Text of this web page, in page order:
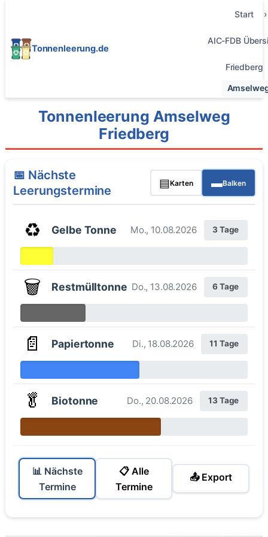
Tonnenleerung.de
Start
AIC-FDB
Friedberg
Tonnenleerung Amselweg
Friedberg
📅 Nächste
Leerungstermine
▤Karten ▬Balken
♻️ Gelbe Tonne Mo., 10.08.2026 3 Tage
🗑️ Restmülltonne Do., 13.08.2026 6 Tage
📄 Papiertonne Di., 18.08.2026 11 Tage
🥬 Biotonne Do., 20.08.2026 13 Tage
📊 Nächste
Termine
📋 Alle
Termine
📤 Export